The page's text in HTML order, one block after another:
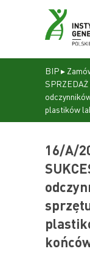
BIP▸
SPRZEDAŻ
plastików
16/A/